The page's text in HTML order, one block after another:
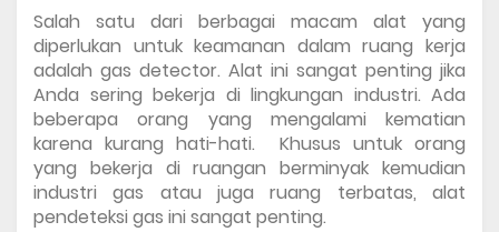
Salah satu dari berbagai macam alat yang
diperlukan untuk keamanan dalam ruang kerja
adalah gas detector. Alat ini sangat penting jika
Anda sering bekerja di lingkungan industri. Ada
beberapa orang yang mengalami kematian
karena kurang hati-hati.  Khusus untuk orang
yang bekerja di ruangan berminyak kemudian
industri gas atau juga ruang terbatas, alat
pendeteksi gas ini sangat penting.